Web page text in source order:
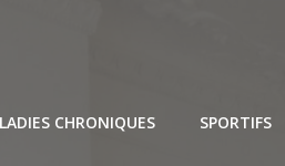
CHRONIQUES SPORTIFS